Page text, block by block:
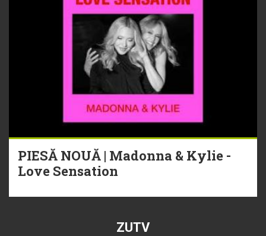
PIESĂ NOUĂ | Madonna & Kylie -
Love Sensation
ZUTV